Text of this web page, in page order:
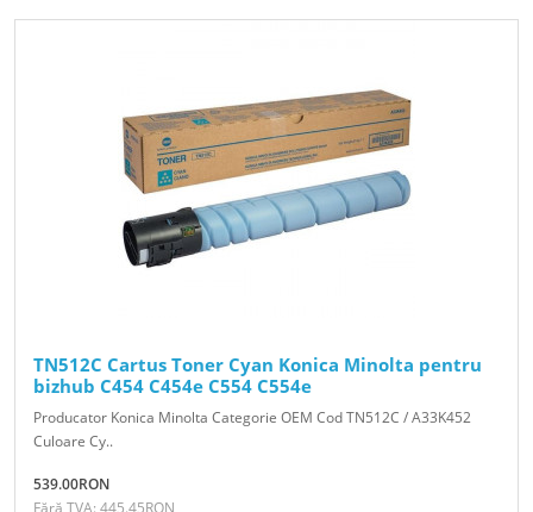
TN512C Cartus Toner Cyan Konica Minolta pentru
bizhub C454 C454e C554 C554e
Producator Konica Minolta Categorie OEM Cod TN512C / A33K452
Culoare Cy..
539.00RON